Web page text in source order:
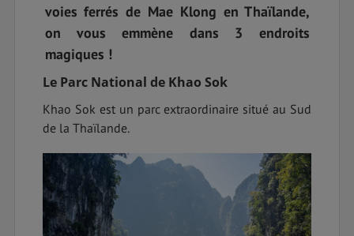
voies ferrés de Mae Klong en Thaïlande,
on vous emmène dans 3 endroits
magiques !
Le Parc National de Khao Sok
Khao Sok est un parc extraordinaire situé au Sud
de la Thaïlande.